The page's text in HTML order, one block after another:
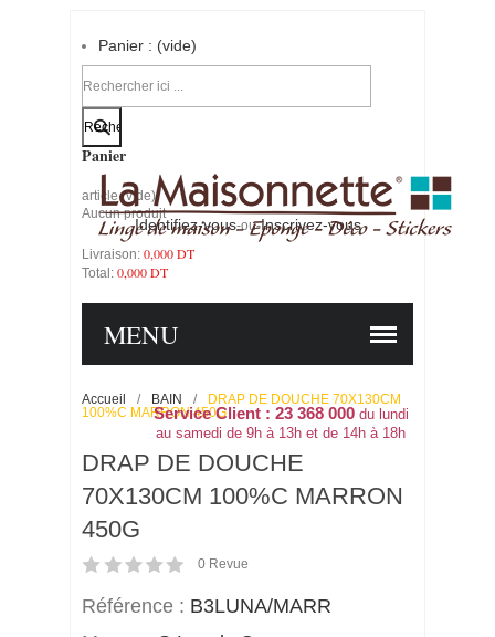
Identifiez-vous-ou-Inscrivez-vous
Panier : (vide)
Votre compte
Panier
article (vide)
Aucun produit
Livraison: 0,000 DT
Total: 0,000 DT
Service Client : 23 368 000du lundi
au samedi de 9h à 13h et de 14h à 18h
MENU
Accueil / BAIN /
DRAP DE DOUCHE 70X130CM
100%C MARRON 450G
DRAP DE DOUCHE
70X130CM 100%C MARRON
450G
0 Revue
Référence : B3LUNA/MARR